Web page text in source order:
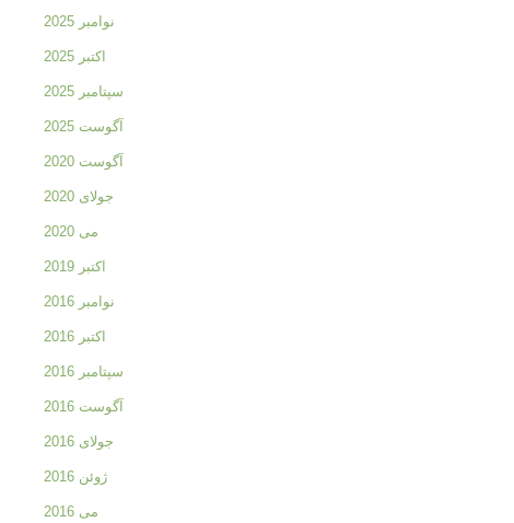
نوامبر 2025
اکتبر 2025
سپتامبر 2025
آگوست 2025
آگوست 2020
جولای 2020
می 2020
اکتبر 2019
نوامبر 2016
اکتبر 2016
سپتامبر 2016
آگوست 2016
جولای 2016
ژوئن 2016
می 2016